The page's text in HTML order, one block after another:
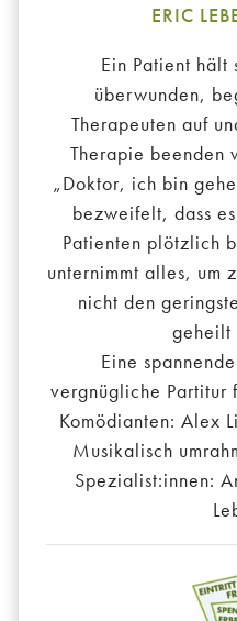
ERIC
Ein Patient hält
überwunden,
Therapeuten auf
Therapie beenden
„Doktor, ich bin
bezweifelt, dass
Patienten plötzlich
unternimmt alles, um
nicht den
geheilt
Eine
vergnügliche Partitur
Komödianten: Alex
Musikalisch
Spezialist:innen: